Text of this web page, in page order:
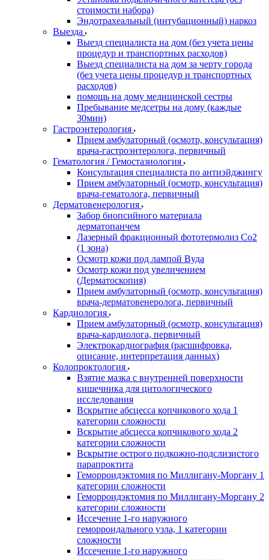
стоимости набора)
Эндотрахеальный (интубационный) наркоз
Выезда
Выезд специалиста на дом (без учета цены
процедур и транспортных расходов)
Выезд специалиста на дом за черту города
(без учета цены процедур и транспортных
расходов)
помощь на дому медицинской сестры
Пребывание медсетры на дому (каждые
30мин)
Гастроэнтерология
Прием амбулаторный (осмотр, консультация)
врача-гастроэнтеролога, первичный
Гематология / Гемостазиология
Консультация специалиста по антиэйджингу
Прием амбулаторный (осмотр, консультация)
врача-гематолога, первичный
Дерматовенерология
Забор биопсийного материала
дерматопанчем
Лазерный фракционный фототермолиз Со2
(1 зона)
Осмотр кожи под лампой Вуда
Осмотр кожи под увеличением
(Дерматоскопия)
Прием амбулаторный (осмотр, консультация)
врача-дерматовенеролога, первичный
Кардиология
Прием амбулаторный (осмотр, консультация)
врача-кардиолога, первичный
Электрокардиография (расшифровка,
описание, интерпретация данных)
Колопроктология
Взятие мазка с внутренней поверхности
кишечника для цитологического
исследования
Вскрытие абсцесса копчикового хода 1
категории сложности
Вскрытие абсцесса копчикового хода 2
категории сложности
Вскрытие острого подкожно-подслизистого
парапроктита
Геморроидэктомия по Миллигану-Моргану 1
категории сложности
Геморроидэктомия по Миллигану-Моргану 2
категории сложности
Иссечение 1-го наружного
геморроидального узла, 1 категории
сложности
Иссечение 1-го наружного